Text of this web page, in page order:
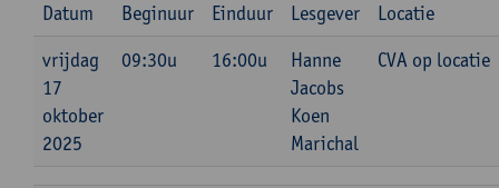
Datum Beginuur Einduur Lesgever
Locatie
vrijdag
17
oktober
2025
09:30u 16:00u
Hanne
Jacobs
Koen
Marichal
CVA op locatie